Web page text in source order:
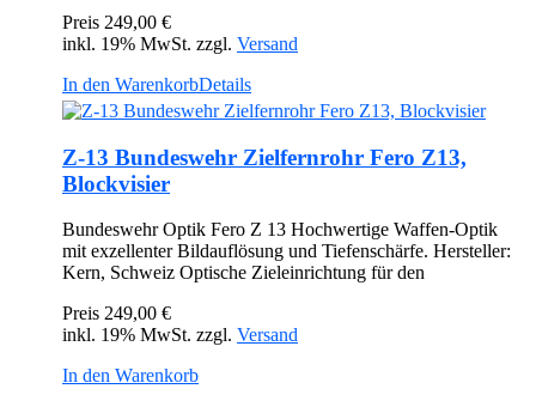
Preis 249,00 €
inkl. 19% MwSt. zzgl. Versand
In den WarenkorbDetails
Z-13 Bundeswehr Zielfernrohr Fero Z13,
Blockvisier
Bundeswehr Optik Fero Z 13 Hochwertige Waffen-Optik
mit exzellenter Bildauflösung und Tiefenschärfe. Hersteller:
Kern, Schweiz Optische Zieleinrichtung für den
Preis 249,00 €
inkl. 19% MwSt. zzgl. Versand
In den Warenkorb